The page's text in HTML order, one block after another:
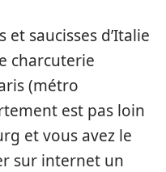
saucisses d’Italie
charcuterie
(métro
est pas loin
et vous avez le
sur internet un